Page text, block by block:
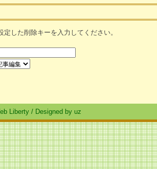
定した削除キーを入力してください。
Liberty / Designed by uz